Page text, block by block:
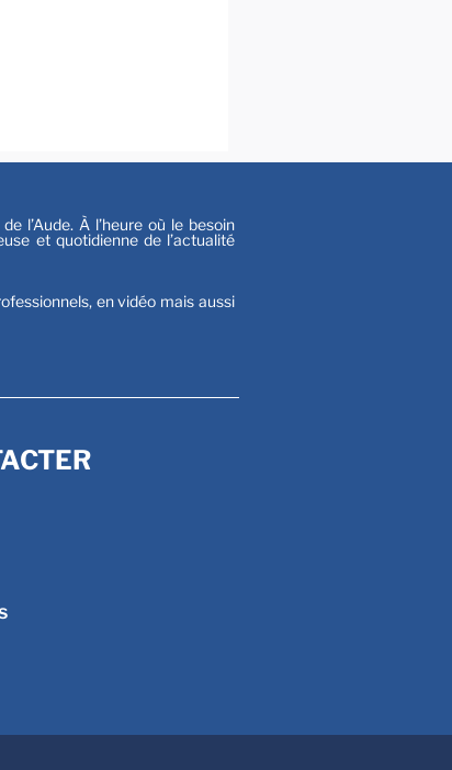
l’Aude. À l’heure où le besoin
et quotidienne de l’actualité
en vidéo mais aussi